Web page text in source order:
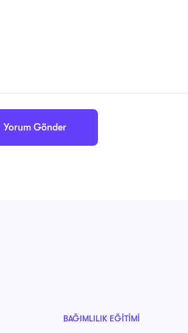
BAĞIMLILIK EĞITIMI